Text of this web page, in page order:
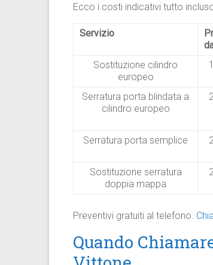
Ecco i costi indicativi tutto
Servizio
Sostituzione cilindro
europeo
Serratura porta blindata a
cilindro europeo
Serratura porta semplice
Sostituzione serratura
doppia mappa
Preventivi gratuiti al telefono.
Quando